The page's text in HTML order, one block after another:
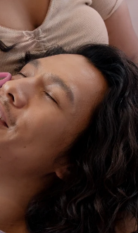
我的地址
我的訂閱
繁體中文
預計送達日期 8/10/26
預計送達日期 8/9/26
預計送達日期8/9/26
預計送達日期8/12/26